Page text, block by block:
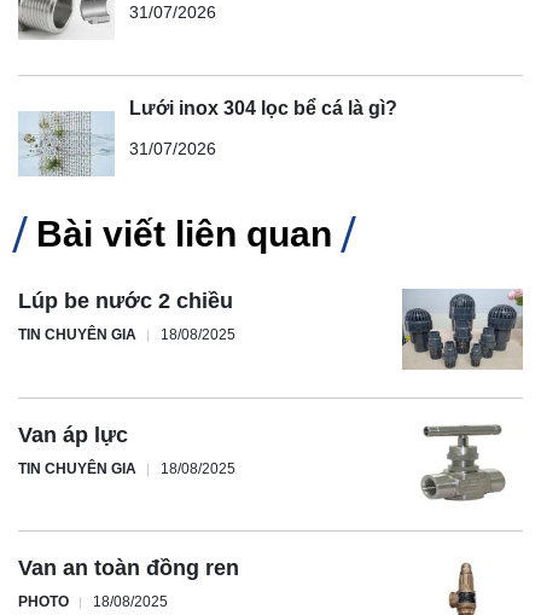
31/07/2026
Lưới inox 304 lọc bể cá là gì?
31/07/2026
Bài viết liên quan
Lúp be nước 2 chiều
TIN CHUYÊN GIA 18/08/2025
Van áp lực
TIN CHUYÊN GIA 18/08/2025
Van an toàn đồng ren
PHOTO 18/08/2025